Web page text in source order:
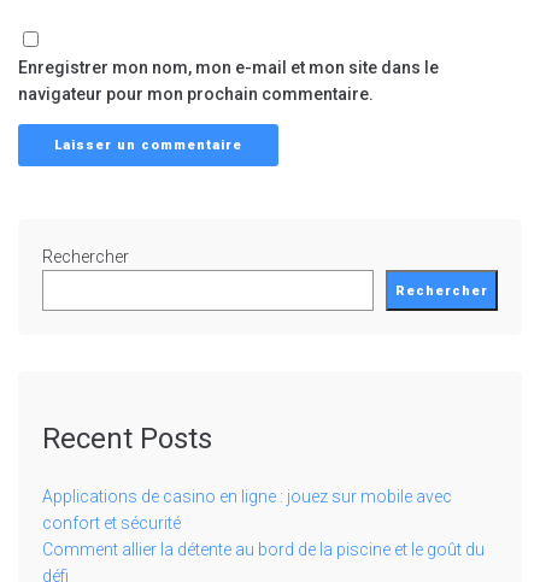
Enregistrer mon nom, mon e-mail et mon site dans le
navigateur pour mon prochain commentaire.
Rechercher
Rechercher
Recent Posts
Applications de casino en ligne : jouez sur mobile avec
confort et sécurité
Comment allier la détente au bord de la piscine et le goût du
défi